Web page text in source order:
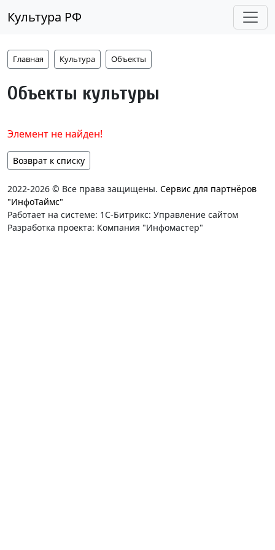
Культура РФ
Главная Культура Объекты
Объекты культуры
Элемент не найден!
Возврат к списку
2022-2026 © Все права защищены. Сервис для партнёров
"ИнфоТаймс"
Работает на системе: 1С-Битрикс: Управление сайтом
Разработка проекта: Компания "Инфомастер"